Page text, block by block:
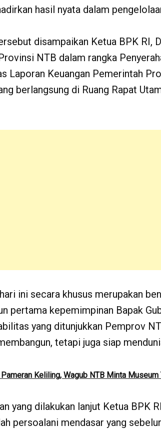
hasil nyata dalam
disampaikan Ketua BPK RI,
NTB dalam rangka
Laporan Keuangan Pemerintah
berlangsung di Ruang Rapat
ini secara khusus merupakan
pertama kepemimpinan Bapak
yang ditunjukkan Pemprov
tetapi juga siap
Pameran Keliling, Wagub NTB Minta
yang dilakukan lanjut Ketua BPK
persoalani mendasar yang